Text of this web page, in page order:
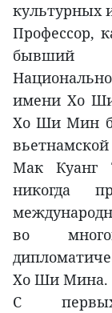
культурных
Профессор,
бывший
имени Хо
Хо Ши Мин
Мак Куанг
никогда
во
Хо Ши Мина.
С